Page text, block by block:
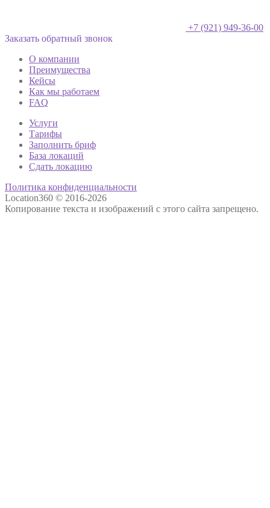
+7 (921) 949-36-00
Заказать обратный звонок
О компании
Преимущества
Кейсы
Как мы работаем
FAQ
Услуги
Тарифы
Заполнить бриф
База локаций
Сдать локацию
Политика конфиденциальности
Location360 © 2016-2026
Копирование текста и изображений с этого сайта запрещено.